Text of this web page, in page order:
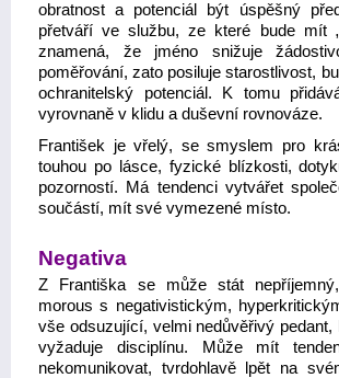
obratnost a potenciál být úspěšný
přetváří ve službu, ze které bude mít
znamená, že jméno snižuje
poměřování, zato posiluje starostlivost,
ochranitelský potenciál. K tomu
vyrovnaně v klidu a duševní rovnováze.
František je vřelý, se smyslem pro
touhou po lásce, fyzické blízkosti,
pozorností. Má tendenci vytvářet
součástí, mít své vymezené místo.
Negativa
Z Františka se může stát
morous s negativistickým,
vše odsuzující, velmi nedůvěřivý
vyžaduje disciplínu. Může mít
nekomunikovat, tvrdohlavě lpět na